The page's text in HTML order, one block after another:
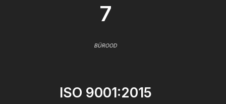
7
BÜROOD
ISO 9001:2015